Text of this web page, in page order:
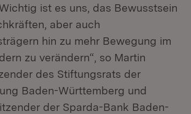
ist es uns, das Bewusstsein
aber auch
hin zu mehr Bewegung im
zu verändern“, so Martin
des Stiftungsrats der
Baden-Württemberg und
der Sparda-Bank Baden-